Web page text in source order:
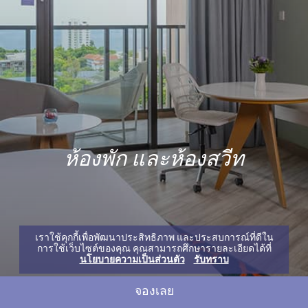
เราใช้คุกกี้เพื่อพัฒนาประสิทธิภาพ และประสบการณ์ที่ดีใน
การใช้เว็บไซต์ของคุณ คุณสามารถศึกษารายละเอียดได้ที่
นโยบายความเป็นส่วนตัว
รับทราบ
ห้องพัก และห้องสวีท
จองเลย